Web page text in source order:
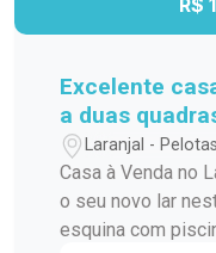
R$
Excelente
a duas
Laranjal -
Casa à Venda no
o seu novo lar
esquina com